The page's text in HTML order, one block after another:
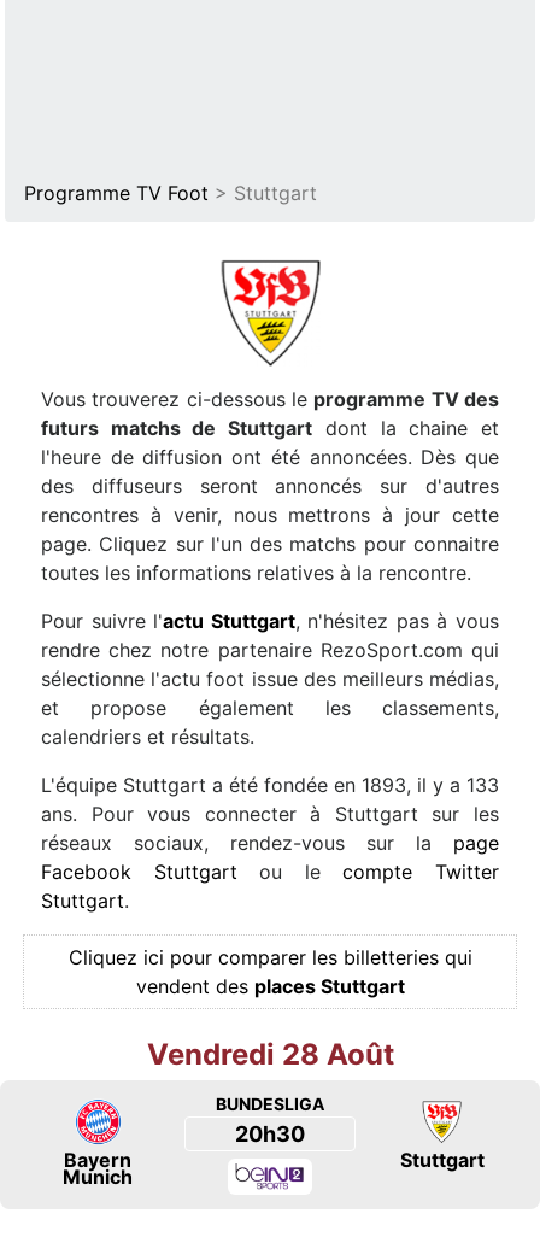
Programme TV Foot > Stuttgart
Vous trouverez ci-dessous le programme TV des
futurs matchs de Stuttgart dont la chaine et
l'heure de diffusion ont été annoncées. Dès que
des diffuseurs seront annoncés sur d'autres
rencontres à venir, nous mettrons à jour cette
page. Cliquez sur l'un des matchs pour connaitre
toutes les informations relatives à la rencontre.
Pour suivre l'actu Stuttgart, n'hésitez pas à vous
rendre chez notre partenaire RezoSport.com qui
sélectionne l'actu foot issue des meilleurs médias,
et propose également les classements,
calendriers et résultats.
L'équipe Stuttgart a été fondée en 1893, il y a 133
ans. Pour vous connecter à Stuttgart sur les
réseaux sociaux, rendez-vous sur la page
Facebook Stuttgart ou lecompte Twitter
Stuttgart.
Cliquez ici pour comparer les billetteries qui
vendent des places Stuttgart
Vendredi 28 Août
Bayern
Munich
BUNDESLIGA
20h30
Stuttgart